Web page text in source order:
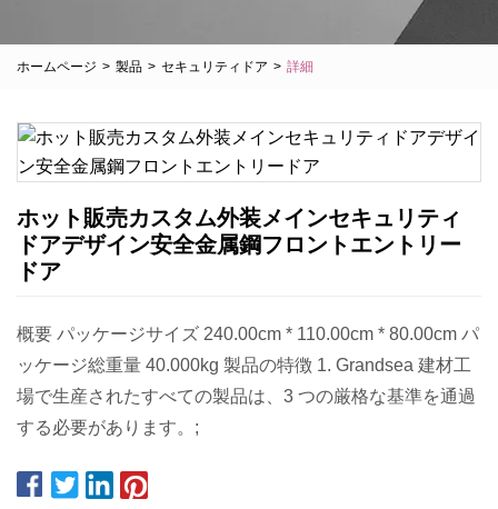
ホームページ > 製品 > セキュリティドア > 詳細
ホット販売カスタム外装メインセキュリティ
ドアデザイン安全金属鋼フロントエントリー
ドア
概要 パッケージサイズ 240.00cm * 110.00cm * 80.00cm パ
ッケージ総重量 40.000kg 製品の特徴 1. Grandsea 建材工
場で生産されたすべての製品は、3 つの厳格な基準を通過
する必要があります。;